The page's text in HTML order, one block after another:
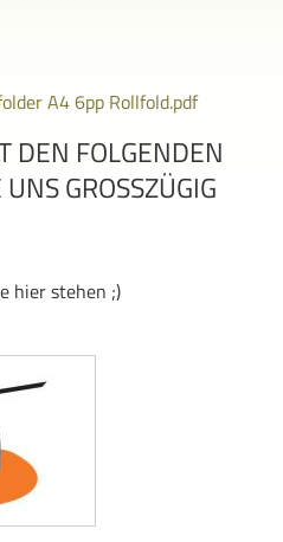
A4 6pp Rollfold.pdf
DEN FOLGENDEN
GROSSZÜGIG U
hier stehen ;)